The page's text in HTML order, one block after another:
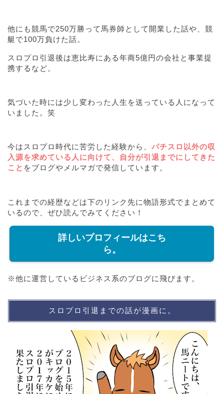
他にも競馬で250万勝って馬券師として開業した話や、競
艇で100万負けた話。
スロプロ引退後は恵比寿にある年商5億円の会社と事業提
携するなど。
気づいた時には少し変わった人生を送っている人になって
いました。笑
今はスロプロ時代に苦労した経験から、 パチスロ以外の収
入源を求めている人に向けて、自分が引退までにしてきた
こと をブログやメルマガで発信しています。
これまでの経歴などは下のリンク先に物語形式でまとめて
いるので、ぜひ読んでみてください！
詳しいプロフィールはこち
ら。
※他に運営しているビジネス系のブログに飛びます。
スロプロ引退までの話が漫画に。